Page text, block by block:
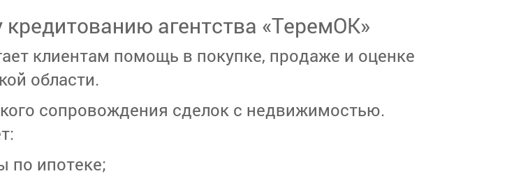
агентства «ТеремОК»
клиентам помощь в покупке, продаже и оценке
области.
сопровождения сделок с недвижимостью.
по ипотеке;